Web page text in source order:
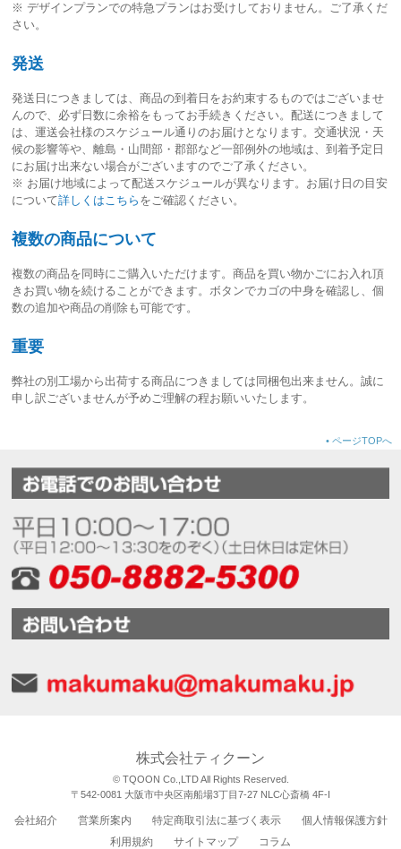
※ デザインプランでの特急プランはお受けしておりません。ご了承くだ
さい。
発送
発送日につきましては、商品の到着日をお約束するものではございませ
んので、必ず日数に余裕をもってお手続きください。配送につきまして
は、運送会社様のスケジュール通りのお届けとなります。交通状況・天
候の影響等や、離島・山間部・郡部など一部例外の地域は、到着予定日
にお届け出来ない場合がございますのでご了承ください。
※ お届け地域によって配送スケジュールが異なります。お届け日の目安
について詳しくはこちら をご確認ください。
複数の商品について
複数の商品を同時にご購入いただけます。商品を買い物かごにお入れ頂
きお買い物を続けることができます。ボタンでカゴの中身を確認し、個
数の追加や商品の削除も可能です。
重要
弊社の別工場から出荷する商品につきましては同梱包出来ません。誠に
申し訳ございませんが予めご理解の程お願いいたします。
• ページTOPへ
株式会社ティクーン
© TQOON Co.,LTD All Rights Reserved.
〒542-0081 大阪市中央区南船場3丁目7-27 NLC心斎橋 4F-I
会社紹介 営業所案内 特定商取引法に基づく表示
個人情報保護方針
利用規約
サイトマップ コラム